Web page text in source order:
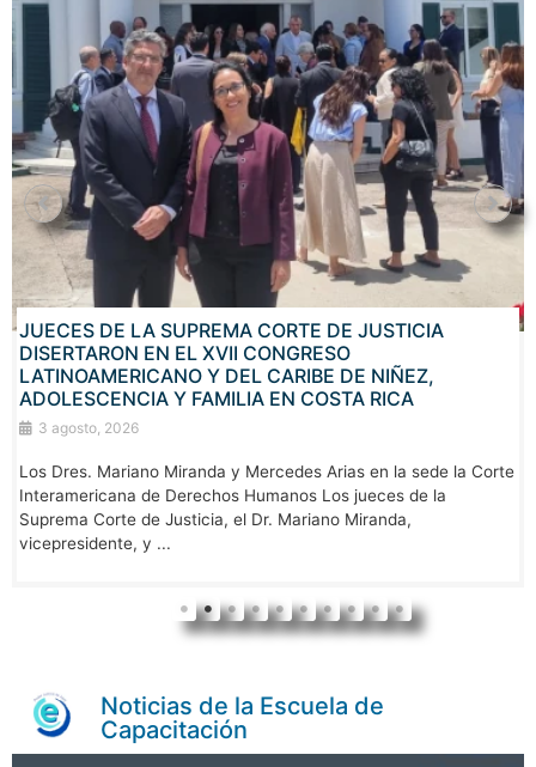
JUECES DE LA SUPREMA CORTE DE JUSTICIA
DISERTARON EN EL XVII CONGRESO
LATINOAMERICANO Y DEL CARIBE DE NIÑEZ,
ADOLESCENCIA Y FAMILIA EN COSTA RICA
3 agosto, 2026
Los Dres. Mariano Miranda y Mercedes Arias en la sede la Corte
Interamericana de Derechos Humanos Los jueces de la
Suprema Corte de Justicia, el Dr. Mariano Miranda,
vicepresidente, y ...
Noticias de la Escuela de
Capacitación